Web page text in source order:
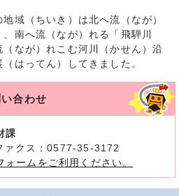
域（ちいき）は北へ流（なが）
南へ流（なが）れる「飛騨川
（なが）れこむ河川（かせん）沿
はってん）してきました。
合わせ
課
クス：0577-35-3172
ームをご利用ください。